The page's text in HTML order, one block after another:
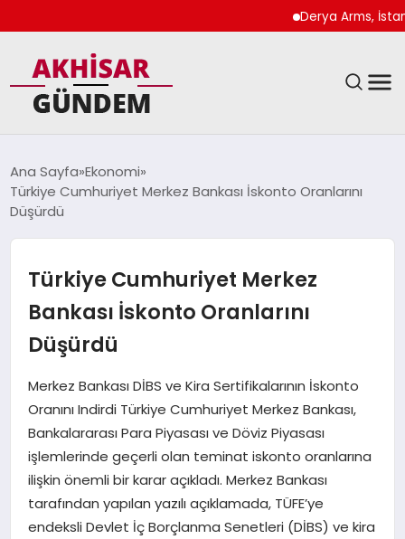
Derya Arms, İstanbul
DÜNYA
TEKNOLOJI
YAŞAM
Ana Sayfa Ekonomi
Türkiye Cumhuriyet Merkez Bankası İskonto Oranlarını
Düşürdü
Türkiye Cumhuriyet Merkez
Bankası İskonto Oranlarını
Düşürdü
Merkez Bankası DİBS ve Kira Sertifikalarının İskonto
Oranını Indirdi Türkiye Cumhuriyet Merkez Bankası,
Bankalararası Para Piyasası ve Döviz Piyasası
işlemlerinde geçerli olan teminat iskonto oranlarına
ilişkin önemli bir karar açıkladı. Merkez Bankası
tarafından yapılan yazılı açıklamada, TÜFE’ye
endeksli Devlet İç Borçlanma Senetleri (DİBS) ve kira